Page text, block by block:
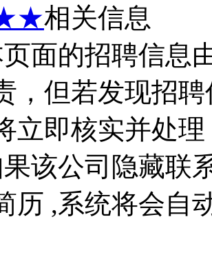
相关信息
面的招聘信息
，但若发现招
立即核实并处理
该公司隐藏联
历 ,系统将会自